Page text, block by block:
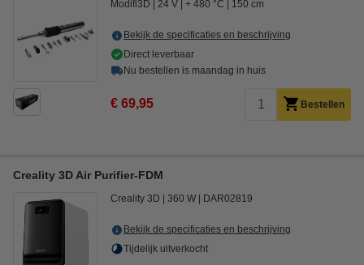
Modifi3D 24 V + 480 °C 150 cm
Bekijk de specificaties en beschrijving
Direct leverbaar
Nu bestellen is maandag in huis
€ 69,95 Bestellen
Creality 3D Air Purifier-FDM
Creality 3D 360 W DAR02819
Bekijk de specificaties en beschrijving
Tijdelijk uitverkocht